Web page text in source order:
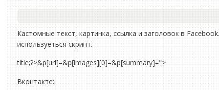
Кастомные текст, картинка, ссылка и заголовок в
используеться скрипт.
title;?>&p[url]=&p[images][0]=&p[summary]=">
Вконтакте: